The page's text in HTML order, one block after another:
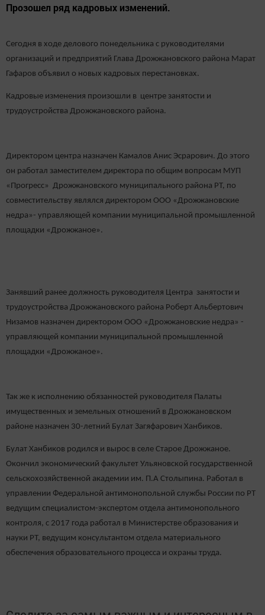
Прозошел ряд кадровых изменений.
Сегодня в ходе делового понедельника с руководителями
организаций и предприятий Глава Дрожжановского района Марат
Гафаров объявил о новых кадровых перестановках.
Кадровые изменения произошли в центре занятости и
трудоустройства Дрожжановского района.
Директором центра назначен Камалов Анис Эсрарович. До этого
он работал заместителем директора по общим вопросам МУП
«Прогресс» Дрожжановского муниципального района РТ, по
совместительству являлся директором ООО «Дрожжановские
недра»- управляющей компании муниципальной промышленной
площадки «Дрожжаное».
Занявший ранее должность руководителя Центра занятости и
трудоустройства Дрожжановского района Роберт Альбертович
Низамов назначен директором ООО «Дрожжановские недра» -
управляющей компании муниципальной промышленной
площадки «Дрожжаное».
Так же к исполнению обязанностей руководителя Палаты
имущественных и земельных отношений в Дрожжановском
районе назначен 30-летний Булат Загяфарович Ханбиков.
Булат Ханбиков родился и вырос в селе Старое Дрожжаное.
Окончил экономический факультет Ульяновской государственной
сельскохозяйственной академии им. П.А Столыпина. Работал в
управлении Федеральной антимонопольной службы России по РТ
ведущим специалистом-экспертом отдела антимонопольного
контроля, с 2017 года работал в Министерстве образования и
науки РТ, ведущим консультантом отдела материального
обеспечения образовательного процесса и охраны труда.